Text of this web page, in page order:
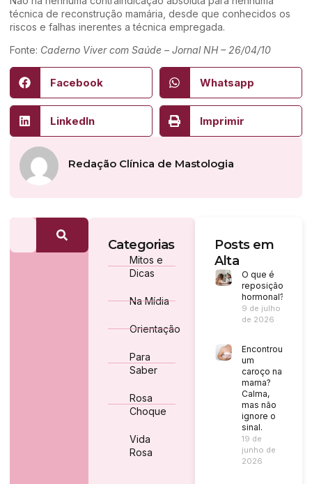
técnica de reconstrução mamária, desde que conhecidos os
riscos e falhas inerentes a técnica empregada.
Fonte: Caderno Viver com Saúde – Jornal NH – 26/04/10
Facebook Whatsapp
LinkedIn Imprimir
Redação Clínica de Mastologia
Categorias
Mitos e
Dicas
Na Mídia
Orientação
Para
Saber
Rosa
Choque
Vida
Rosa
Posts em
Alta
O que é
reposição
hormonal?
9 de julho
de 2026
Encontrou
um
caroço na
mama?
Calma,
mas não
ignore o
sinal.
19 de
junho de
2026